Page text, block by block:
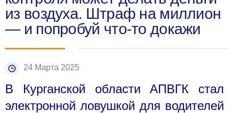
из воздуха. Штраф на миллион
— и попробуй что-то докажи
24 Марта 2025
В Курганской области АПВГК стал
электронной ловушкой для водителей